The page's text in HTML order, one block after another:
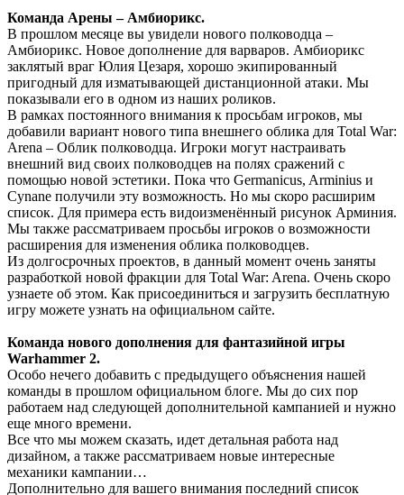
Команда Арены – Амбиорикс.
В прошлом месяце вы увидели нового полководца –
Амбиорикс. Новое дополнение для варваров. Амбиорикс
заклятый враг Юлия Цезаря, хорошо экипированный
пригодный для изматывающей дистанционной атаки. Мы
показывали его в одном из наших роликов.
В рамках постоянного внимания к просьбам игроков, мы
добавили вариант нового типа внешнего облика для Total War:
Arena – Облик полководца. Игроки могут настраивать
внешний вид своих полководцев на полях сражений с
помощью новой эстетики. Пока что Germanicus, Arminius и
Cynane получили эту возможность. Но мы скоро расширим
список. Для примера есть видоизменённый рисунок Арминия.
Мы также рассматриваем просьбы игроков о возможности
расширения для изменения облика полководцев.
Из долгосрочных проектов, в данный момент очень заняты
разработкой новой фракции для Total War: Arena. Очень скоро
узнаете об этом. Как присоединиться и загрузить бесплатную
игру можете узнать на официальном сайте.
Команда нового дополнения для фантазийной игры
Warhammer 2.
Особо нечего добавить с предыдущего объяснения нашей
команды в прошлом официальном блоге. Мы до сих пор
работаем над следующей дополнительной кампанией и нужно
еще много времени.
Все что мы можем сказать, идет детальная работа над
дизайном, а также рассматриваем новые интересные
механики кампании…
Дополнительно для вашего внимания последний список